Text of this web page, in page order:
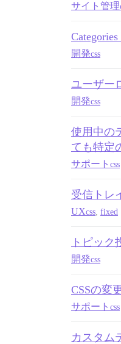
サイト管理
開発css
ユーザー
開発css
使用中の
ても特定
サポート css
受信トレ
UXcss fixed
トピッ
開発css
CSSの変
サポート css
カスタム